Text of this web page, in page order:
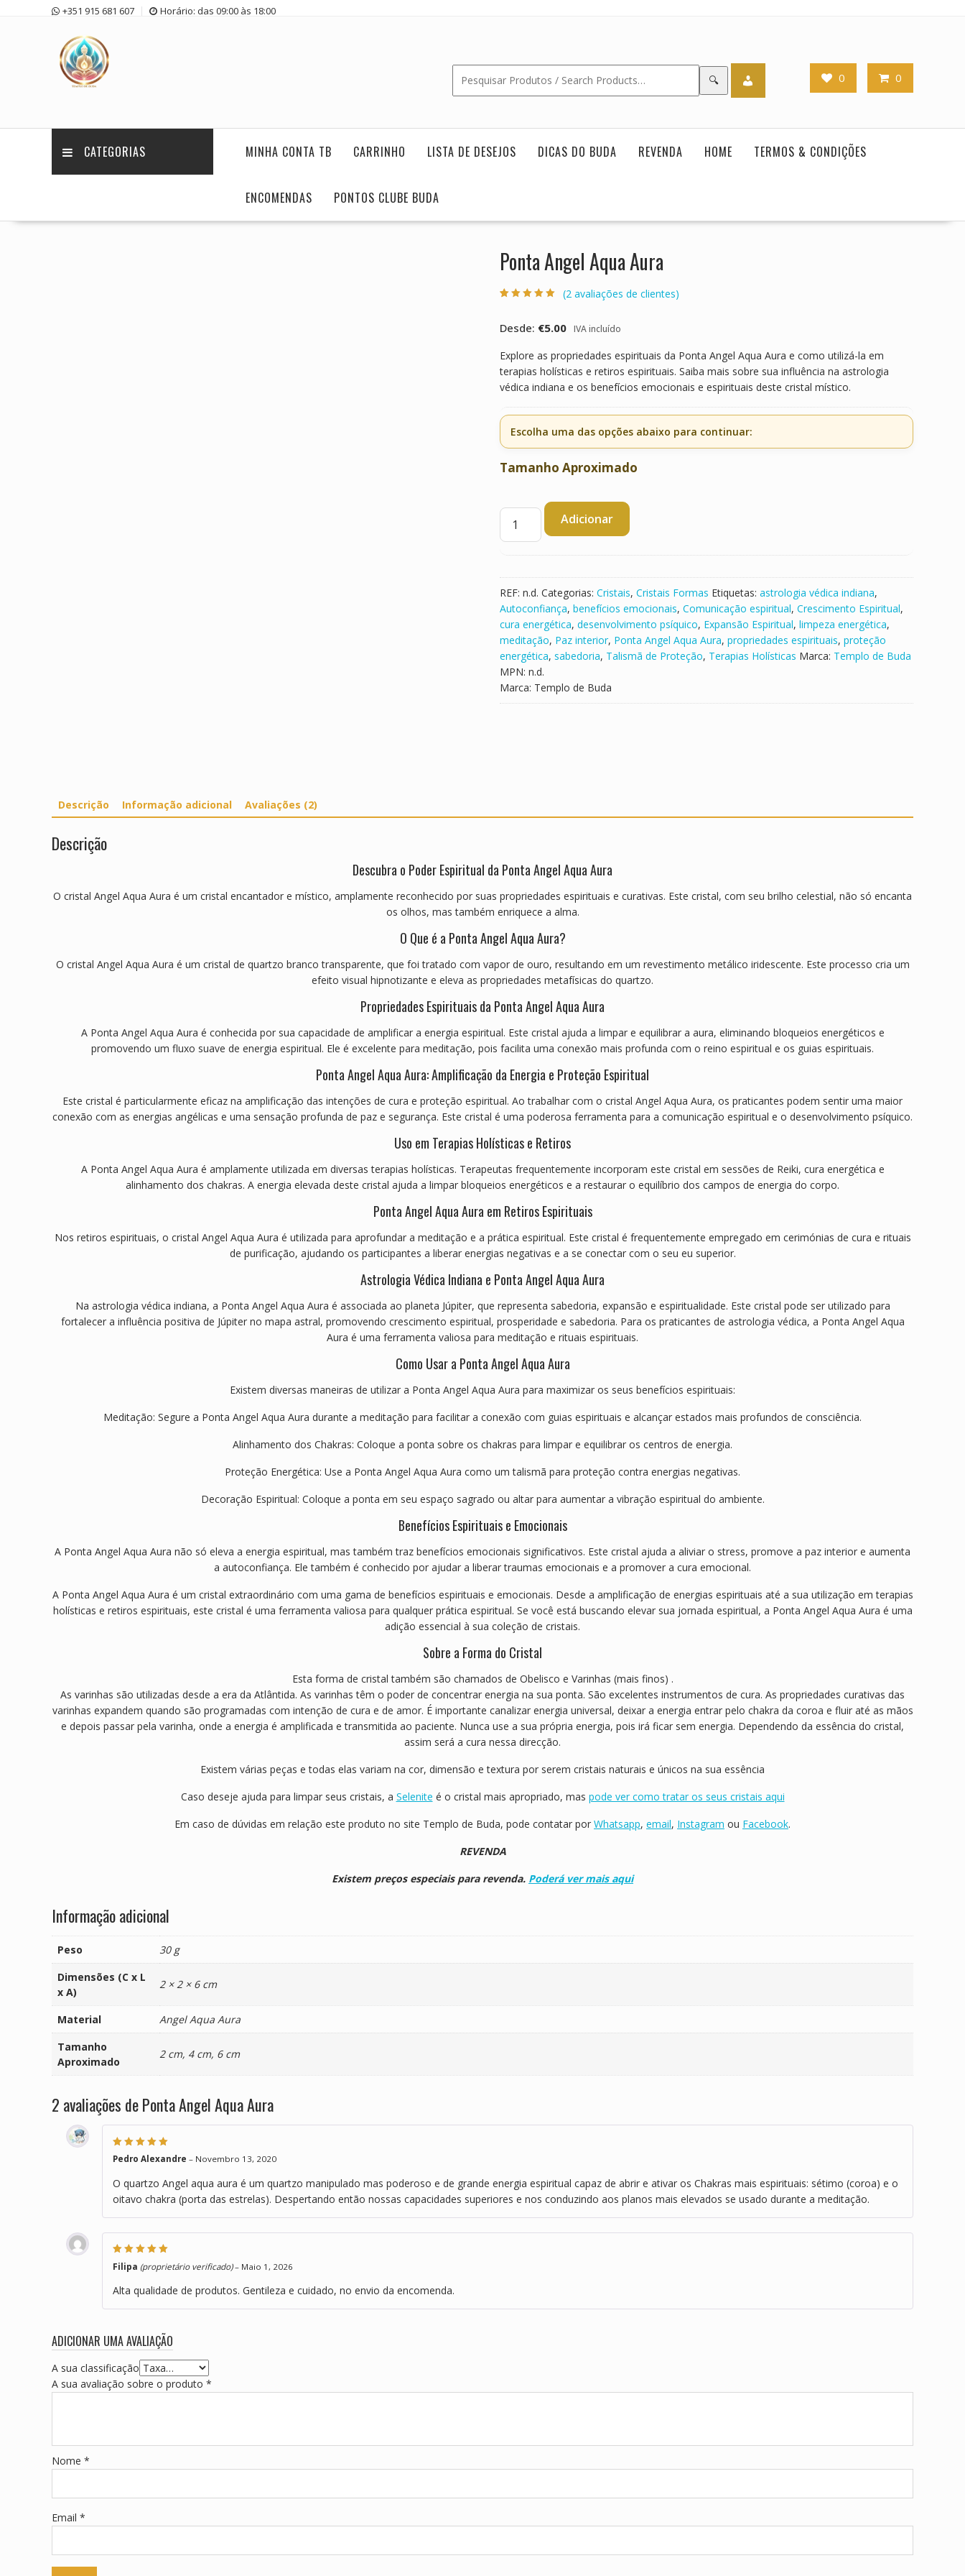
+351 915 681 607 Horário: das 09:00 às 18:00
0 0
🔍
CATEGORIAS MINHA CONTA TB CARRINHO LISTA DE DESEJOS DICAS DO BUDA REVENDA HOME TERMOS & CONDIÇÕES
ENCOMENDAS PONTOS CLUBE BUDA
Ponta Angel Aqua Aura
com base em
classificaçõe
(2 avaliações de clientes)
Desde: €5.00 IVA incluído
Explore as propriedades espirituais da Ponta Angel Aqua Aura e como utilizá-la em
terapias holísticas e retiros espirituais. Saiba mais sobre sua influência na astrologia
védica indiana e os benefícios emocionais e espirituais deste cristal místico.
Escolha uma das opções abaixo para continuar:
Tamanho Aproximado
Quantidade
Ponta
Aqua
Aura
Adicionar
REF: n.d. Categorias: Cristais, Cristais Formas Etiquetas: astrologia védica indiana,
Autoconfiança, benefícios emocionais, Comunicação espiritual, Crescimento Espiritual,
cura energética, desenvolvimento psíquico, Expansão Espiritual, limpeza energética,
meditação, Paz interior, Ponta Angel Aqua Aura, propriedades espirituais, proteção
energética, sabedoria, Talismã de Proteção, Terapias Holísticas Marca: Templo de Buda
MPN: n.d.
Marca: Templo de Buda
Descrição Informação adicional Avaliações (2)
Descrição
Descubra o Poder Espiritual da Ponta Angel Aqua Aura
O cristal Angel Aqua Aura é um cristal encantador e místico, amplamente reconhecido por suas propriedades espirituais e curativas. Este cristal, com seu brilho celestial, não só encanta
os olhos, mas também enriquece a alma.
O Que é a Ponta Angel Aqua Aura?
O cristal Angel Aqua Aura é um cristal de quartzo branco transparente, que foi tratado com vapor de ouro, resultando em um revestimento metálico iridescente. Este processo cria um
efeito visual hipnotizante e eleva as propriedades metafísicas do quartzo.
Propriedades Espirituais da Ponta Angel Aqua Aura
A Ponta Angel Aqua Aura é conhecida por sua capacidade de amplificar a energia espiritual. Este cristal ajuda a limpar e equilibrar a aura, eliminando bloqueios energéticos e
promovendo um fluxo suave de energia espiritual. Ele é excelente para meditação, pois facilita uma conexão mais profunda com o reino espiritual e os guias espirituais.
Ponta Angel Aqua Aura: Amplificação da Energia e Proteção Espiritual
Este cristal é particularmente eficaz na amplificação das intenções de cura e proteção espiritual. Ao trabalhar com o cristal Angel Aqua Aura, os praticantes podem sentir uma maior
conexão com as energias angélicas e uma sensação profunda de paz e segurança. Este cristal é uma poderosa ferramenta para a comunicação espiritual e o desenvolvimento psíquico.
Uso em Terapias Holísticas e Retiros
A Ponta Angel Aqua Aura é amplamente utilizada em diversas terapias holísticas. Terapeutas frequentemente incorporam este cristal em sessões de Reiki, cura energética e
alinhamento dos chakras. A energia elevada deste cristal ajuda a limpar bloqueios energéticos e a restaurar o equilíbrio dos campos de energia do corpo.
Ponta Angel Aqua Aura em Retiros Espirituais
Nos retiros espirituais, o cristal Angel Aqua Aura é utilizada para aprofundar a meditação e a prática espiritual. Este cristal é frequentemente empregado em cerimónias de cura e rituais
de purificação, ajudando os participantes a liberar energias negativas e a se conectar com o seu eu superior.
Astrologia Védica Indiana e Ponta Angel Aqua Aura
Na astrologia védica indiana, a Ponta Angel Aqua Aura é associada ao planeta Júpiter, que representa sabedoria, expansão e espiritualidade. Este cristal pode ser utilizado para
fortalecer a influência positiva de Júpiter no mapa astral, promovendo crescimento espiritual, prosperidade e sabedoria. Para os praticantes de astrologia védica, a Ponta Angel Aqua
Aura é uma ferramenta valiosa para meditação e rituais espirituais.
Como Usar a Ponta Angel Aqua Aura
Existem diversas maneiras de utilizar a Ponta Angel Aqua Aura para maximizar os seus benefícios espirituais:
Meditação: Segure a Ponta Angel Aqua Aura durante a meditação para facilitar a conexão com guias espirituais e alcançar estados mais profundos de consciência.
Alinhamento dos Chakras: Coloque a ponta sobre os chakras para limpar e equilibrar os centros de energia.
Proteção Energética: Use a Ponta Angel Aqua Aura como um talismã para proteção contra energias negativas.
Decoração Espiritual: Coloque a ponta em seu espaço sagrado ou altar para aumentar a vibração espiritual do ambiente.
Benefícios Espirituais e Emocionais
A Ponta Angel Aqua Aura não só eleva a energia espiritual, mas também traz benefícios emocionais significativos. Este cristal ajuda a aliviar o stress, promove a paz interior e aumenta
a autoconfiança. Ele também é conhecido por ajudar a liberar traumas emocionais e a promover a cura emocional.
A Ponta Angel Aqua Aura é um cristal extraordinário com uma gama de benefícios espirituais e emocionais. Desde a amplificação de energias espirituais até a sua utilização em terapias
holísticas e retiros espirituais, este cristal é uma ferramenta valiosa para qualquer prática espiritual. Se você está buscando elevar sua jornada espiritual, a Ponta Angel Aqua Aura é uma
adição essencial à sua coleção de cristais.
Sobre a Forma do Cristal
Esta forma de cristal também são chamados de Obelisco e Varinhas (mais finos) .
As varinhas são utilizadas desde a era da Atlântida. As varinhas têm o poder de concentrar energia na sua ponta. São excelentes instrumentos de cura. As propriedades curativas das
varinhas expandem quando são programadas com intenção de cura e de amor. É importante canalizar energia universal, deixar a energia entrar pelo chakra da coroa e fluir até as mãos
e depois passar pela varinha, onde a energia é amplificada e transmitida ao paciente. Nunca use a sua própria energia, pois irá ficar sem energia. Dependendo da essência do cristal,
assim será a cura nessa direcção.
Existem várias peças e todas elas variam na cor, dimensão e textura por serem cristais naturais e únicos na sua essência
Caso deseje ajuda para limpar seus cristais, a Selenite é o cristal mais apropriado, mas pode ver como tratar os seus cristais aqui
Em caso de dúvidas em relação este produto no site Templo de Buda, pode contatar por Whatsapp, email, Instagram ou Facebook.
REVENDA
Existem preços especiais para revenda. Poderá ver mais aqui
Informação adicional
Peso
30 g
Dimensões (C x L
x A)
2 × 2 × 6 cm
Material
Angel Aqua Aura
Tamanho
Aproximado
2 cm, 4 cm, 6 cm
2 avaliações dePonta Angel Aqua Aura
Avaliação
5
Pedro Alexandre – Novembro 13, 2020
O quartzo Angel aqua aura é um quartzo manipulado mas poderoso e de grande energia espiritual capaz de abrir e ativar os Chakras mais espirituais: sétimo (coroa) e o
oitavo chakra (porta das estrelas). Despertando então nossas capacidades superiores e nos conduzindo aos planos mais elevados se usado durante a meditação.
Avaliação
5
Filipa (proprietário verificado) – Maio 1, 2026
Alta qualidade de produtos. Gentileza e cuidado, no envio da encomenda.
ADICIONAR UMA AVALIAÇÃO
A sua classificação
A sua avaliação sobre o produto *
Nome *
Email *